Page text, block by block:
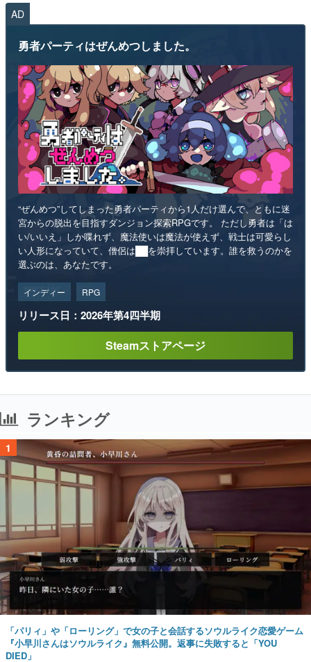
AD
勇者パーティはぜんめつしました。
“ぜんめつ”してしまった勇者パーティから1人だけ選んで、ともに迷
宮からの脱出を目指すダンジョン探索RPGです。 ただし勇者は「は
い/いいえ」しか喋れず、魔法使いは魔法が使えず、戦士は可愛らし
い人形になっていて、僧侶は██を崇拝しています。誰を救うのかを
選ぶのは、あなたです。
インディー RPG
リリース日：2026年第4四半期
Steamストアページ
ランキング
1
「パリィ」や「ローリング」で女の子と会話するソウルライク恋愛ゲーム
『小早川さんはソウルライク』無料公開。返事に失敗すると「YOU
DIED」